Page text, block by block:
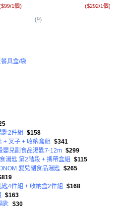
$99/1個)
(9)
($292/1個)
餐具盒/袋
2件組
$158
+ 叉子 + 收納盒組
$341
嬰兒副食品湯匙7-12m $299
湯匙 第2階段 + 攜帶盒組
$115
嬰兒副食品湯匙 $265
4件組 + 收納盒2件組
$168
$163
匙 $30